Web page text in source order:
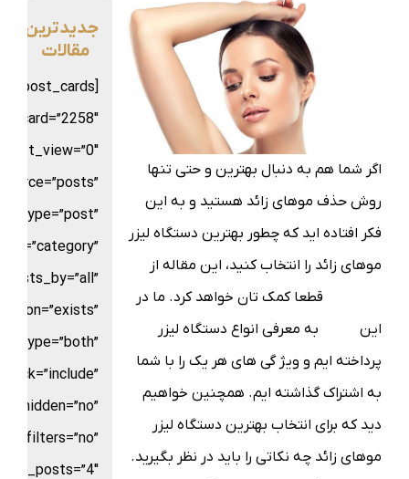
اگر شما هم به دنبال بهترین و حتی تنها
روش حذف موهای زائد هستید و به این
فکر افتاده اید که چطور بهترین دستگاه لیزر
موهای زائد را انتخاب کنید، این مقاله از
قطعا کمک تان خواهد کرد. ما در
این
به معرفی انواع دستگاه لیزر
پرداخته ایم و ویژ گی های هر یک را با شما
به اشتراک گذاشته ایم. همچنین خواهیم
دید که برای انتخاب بهترین دستگاه لیزر
موهای زائد چه نکاتی را باید در نظر بگیرید.
جدیدترین
مقالات
source=”posts”
posts_by=”all”
filters=”no”